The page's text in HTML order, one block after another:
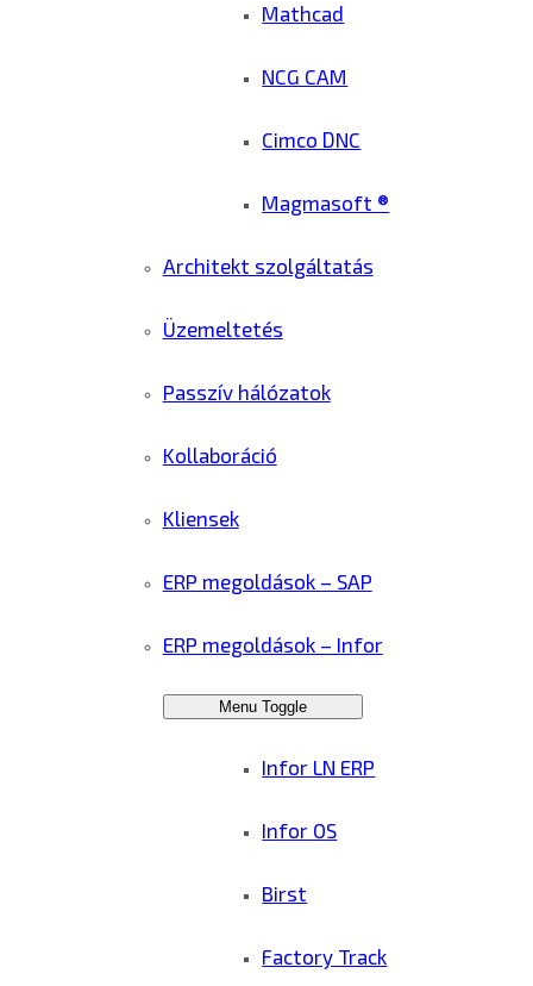
Mathcad
NCG CAM
Cimco DNC
Magmasoft ®
Architekt szolgáltatás
Üzemeltetés
Passzív hálózatok
Kollaboráció
Kliensek
ERP megoldások – SAP
ERP megoldások – Infor
Menu Toggle
Infor LN ERP
Infor OS
Birst
Factory Track